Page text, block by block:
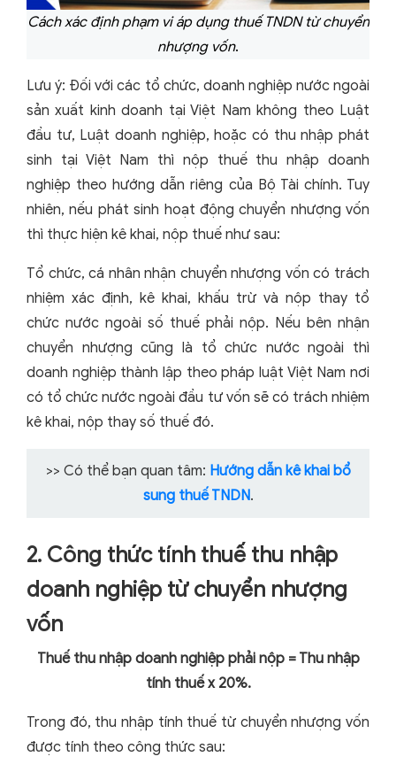
Cách xác định phạm vi áp dụng thuế TNDN từ chuyển
nhượng vốn.
Lưu ý: Đối với các tổ chức, doanh nghiệp nước ngoài
sản xuất kinh doanh tại Việt Nam không theo Luật
đầu tư, Luật doanh nghiệp, hoặc có thu nhập phát
sinh tại Việt Nam thì nộp thuế thu nhập doanh
nghiệp theo hướng dẫn riêng của Bộ Tài chính. Tuy
nhiên, nếu phát sinh hoạt động chuyển nhượng vốn
thì thực hiện kê khai, nộp thuế như sau:
Tổ chức, cá nhân nhận chuyển nhượng vốn có trách
nhiệm xác định, kê khai, khấu trừ và nộp thay tổ
chức nước ngoài số thuế phải nộp. Nếu bên nhận
chuyển nhượng cũng là tổ chức nước ngoài thì
doanh nghiệp thành lập theo pháp luật Việt Nam nơi
có tổ chức nước ngoài đầu tư vốn sẽ có trách nhiệm
kê khai, nộp thay số thuế đó.
>> Có thể bạn quan tâm: Hướng dẫn kê khai bổ
sung thuế TNDN.
2. Công thức tính thuế thu nhập
doanh nghiệp từ chuyển nhượng
vốn
Thuế thu nhập doanh nghiệp phải nộp = Thu nhập
tính thuế x 20%.
Trong đó, thu nhập tính thuế từ chuyển nhượng vốn
được tính theo công thức sau: